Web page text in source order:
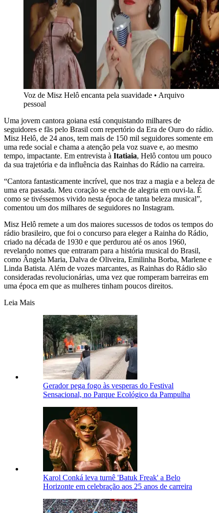
Voz de Misz Helô encanta pela suavidade • Arquivo
pessoal
Uma jovem cantora goiana está conquistando milhares de
seguidores e fãs pelo Brasil com repertório da Era de Ouro do rádio.
Misz Helô, de 24 anos, tem mais de 150 mil seguidores somente em
uma rede social e chama a atenção pela voz suave e, ao mesmo
tempo, impactante. Em entrevista à Itatiaia, Helô contou um pouco
da sua trajetória e da influência das Rainhas do Rádio na carreira.
“Cantora fantasticamente incrível, que nos traz a magia e a beleza de
uma era passada. Meu coração se enche de alegria em ouvi-la. É
como se tivéssemos vivido nesta época de tanta beleza musical”,
comentou um dos milhares de seguidores no Instagram.
Misz Helô remete a um dos maiores sucessos de todos os tempos do
rádio brasileiro, que foi o concurso para eleger a Rainha do Rádio,
criado na década de 1930 e que perdurou até os anos 1960,
revelando nomes que entraram para a história musical do Brasil,
como Ângela Maria, Dalva de Oliveira, Emilinha Borba, Marlene e
Linda Batista. Além de vozes marcantes, as Rainhas do Rádio são
consideradas revolucionárias, uma vez que romperam barreiras em
uma época em que as mulheres tinham poucos direitos.
Leia Mais
Gerador pega fogo às vesperas do Festival
Sensacional, no Parque Ecológico da Pampulha
Karol Conká leva turnê 'Batuk Freak' a Belo
Horizonte em celebração aos 25 anos de carreira